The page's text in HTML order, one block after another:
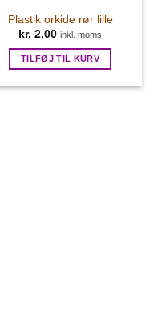
Plastik orkide rør lille
kr. 2,00 inkl. moms
TILFØJ TIL KURV